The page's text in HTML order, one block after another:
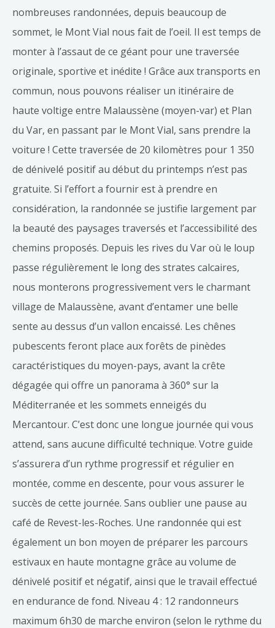
nombreuses randonnées, depuis beaucoup de
sommet, le Mont Vial nous fait de l’oeil. Il est temps de
monter à l’assaut de ce géant pour une traversée
originale, sportive et inédite ! Grâce aux transports en
commun, nous pouvons réaliser un itinéraire de
haute voltige entre Malaussène (moyen-var) et Plan
du Var, en passant par le Mont Vial, sans prendre la
voiture ! Cette traversée de 20 kilomètres pour 1 350
de dénivelé positif au début du printemps n’est pas
gratuite. Si l’effort a fournir est à prendre en
considération, la randonnée se justifie largement par
la beauté des paysages traversés et l’accessibilité des
chemins proposés. Depuis les rives du Var où le loup
passe régulièrement le long des strates calcaires,
nous monterons progressivement vers le charmant
village de Malaussène, avant d’entamer une belle
sente au dessus d’un vallon encaissé. Les chênes
pubescents feront place aux forêts de pinèdes
caractéristiques du moyen-pays, avant la crête
dégagée qui offre un panorama à 360° sur la
Méditerranée et les sommets enneigés du
Mercantour. C’est donc une longue journée qui vous
attend, sans aucune difficulté technique. Votre guide
s’assurera d’un rythme progressif et régulier en
montée, comme en descente, pour vous assurer le
succès de cette journée. Sans oublier une pause au
café de Revest-les-Roches. Une randonnée qui est
également un bon moyen de préparer les parcours
estivaux en haute montagne grâce au volume de
dénivelé positif et négatif, ainsi que le travail effectué
en endurance de fond. Niveau 4 : 12 randonneurs
maximum 6h30 de marche environ (selon le rythme du